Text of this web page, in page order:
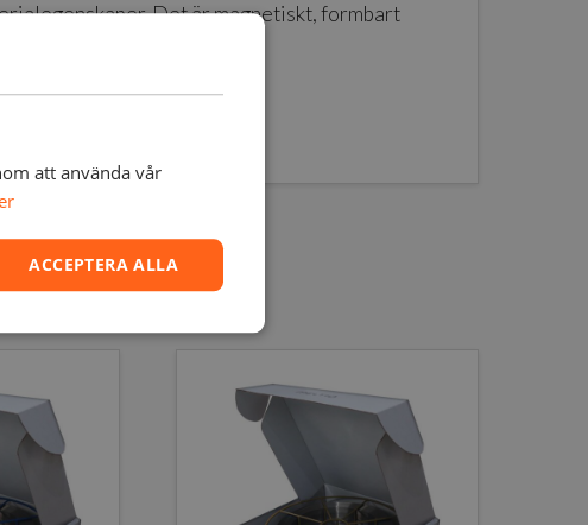
Det är magnetiskt, formbart
och ramar.
att använda vår
ACCEPTERA ALLA